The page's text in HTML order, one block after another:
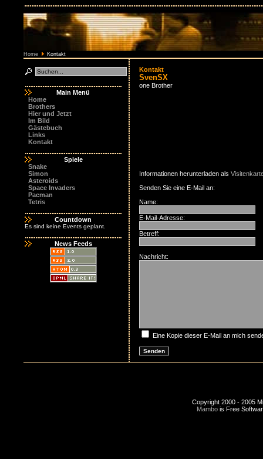
Home Kontakt
Main Menü
Home
Brothers
Hier und Jetzt
Im Bild
Gästebuch
Links
Kontakt
Spiele
Snake
Simon
Asteroids
Space Invaders
Pacman
Tetris
Countdown
Es sind keine Events geplant.
News Feeds
Kontakt
SvenSX
one Brother
Informationen herunterladen als
Senden Sie eine E-Mail an:
Name:
E-Mail-Adresse:
Betreff:
Nachricht:
Eine Kopie dieser E-Mail an mich
Copyright 2000 - 2005
Mambo is Free